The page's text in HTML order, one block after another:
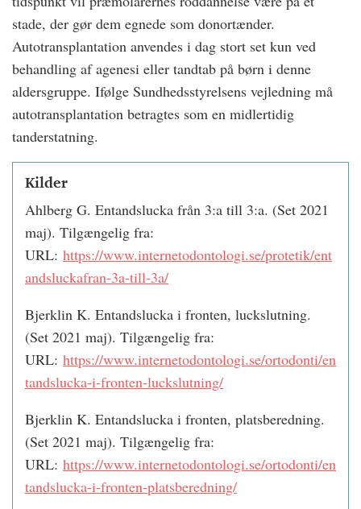
stade, der gør dem egnede som donortænder.
Autotransplantation anvendes i dag stort set kun ved
behandling af agenesi eller tandtab på børn i denne
aldersgruppe. Ifølge Sundhedsstyrelsens vejledning må
autotransplantation betragtes som en midlertidig
tanderstatning.
Kilder
Ahlberg G. Entandslucka från 3:a till 3:a. (Set 2021
maj). Tilgængelig fra:
URL: https://www.internetodontologi.se/protetik/ent
andsluckafran-3a-till-3a/
Bjerklin K. Entandslucka i fronten, luckslutning.
(Set 2021 maj). Tilgængelig fra:
URL: https://www.internetodontologi.se/ortodonti/en
tandslucka-i-fronten-luckslutning/
Bjerklin K. Entandslucka i fronten, platsberedning.
(Set 2021 maj). Tilgængelig fra:
URL: https://www.internetodontologi.se/ortodonti/en
tandslucka-i-fronten-platsberedning/